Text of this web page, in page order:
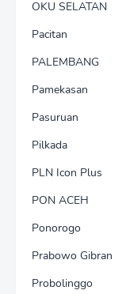
OKU SELATAN
Pacitan
PALEMBANG
Pamekasan
Pasuruan
Pilkada
PLN Icon Plus
PON ACEH
Ponorogo
Prabowo Gibran
Probolinggo